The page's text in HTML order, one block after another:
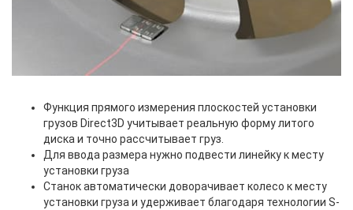
Функция прямого измерения плоскостей установки
грузов Direct3D учитывает реальную форму литого
диска и точно рассчитывает груз.
Для ввода размера нужно подвести линейку к месту
установки груза
Станок автоматически доворачивает колесо к месту
установки груза и удерживает благодаря технологии S-